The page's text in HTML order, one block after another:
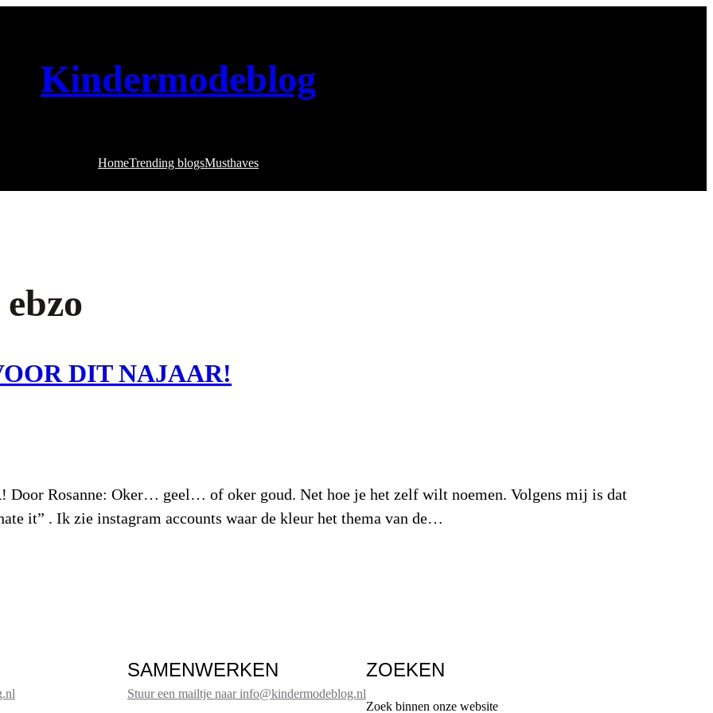
Kindermodeblog
HomeTrending blogsMusthaves
DIT NAJAAR!
Rosanne: Oker… geel… of oker goud. Net hoe je het zelf wilt noemen. Volgens mij is dat
it” . Ik zie instagram accounts waar de kleur het thema van de…
SAMENWERKEN
Stuur een mailtje naar info@kindermodeblog.nl
ZOEKEN
Zoek binnen onze website